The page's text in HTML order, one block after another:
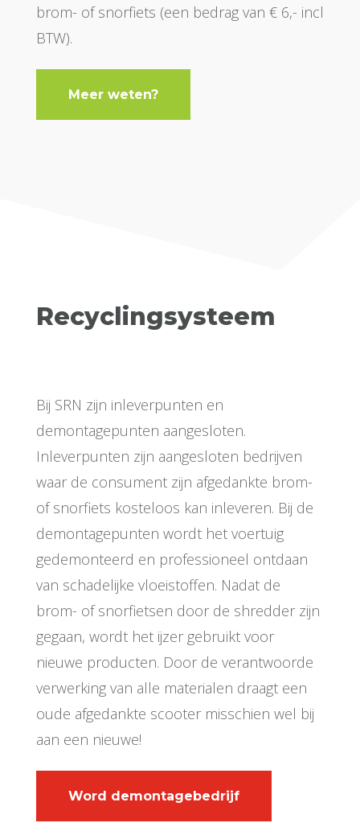
brom- of snorfiets (een bedrag van € 6,- incl
BTW).
Meer weten?
Recyclingsysteem
Bij SRN zijn inleverpunten en
demontagepunten aangesloten.
Inleverpunten zijn aangesloten bedrijven
waar de consument zijn afgedankte brom-
of snorfiets kosteloos kan inleveren. Bij de
demontagepunten wordt het voertuig
gedemonteerd en professioneel ontdaan
van schadelijke vloeistoffen. Nadat de
brom- of snorfietsen door de shredder zijn
gegaan, wordt het ijzer gebruikt voor
nieuwe producten. Door de verantwoorde
verwerking van alle materialen draagt een
oude afgedankte scooter misschien wel bij
aan een nieuwe!
Word demontagebedrijf